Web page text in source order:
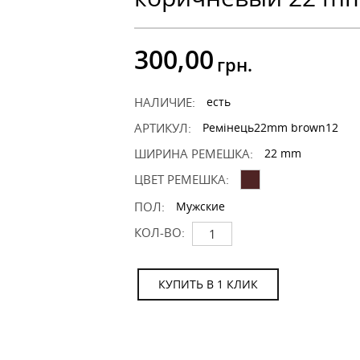
300,00 грн.
НАЛИЧИЕ: есть
АРТИКУЛ: Ремінець22mm brown12
ШИРИНА РЕМЕШКА: 22 mm
ЦВЕТ РЕМЕШКА:
ПОЛ:
Мужские
КОЛ-ВО:
КУПИТЬ В 1 КЛИК